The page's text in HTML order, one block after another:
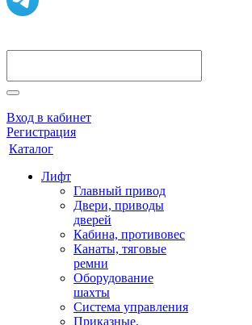
Вход в кабинет
Регистрация
Каталог
Лифт
Главный привод
Двери, приводы
дверей
Кабина, противовес
Канаты, тяговые
ремни
Оборудование
шахты
Система управления
Приказные,